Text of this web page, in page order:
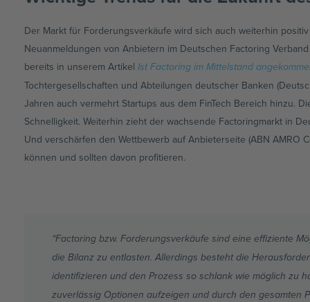
Der Markt für Forderungsverkäufe wird sich auch weiterhin
Neuanmeldungen von Anbietern im Deutschen Factoring
bereits in unserem ArtikelIst Factoring im Mittelstand
Tochtergesellschaften und Abteilungen deutscher Banken
Jahren auch vermehrt Startups aus dem FinTech Bereich hinzu.
Schnelligkeit. Weiterhin zieht der wachsende Factoringmarkt in
Und verschärfen den Wettbewerb auf Anbieterseite (ABN AMRO
können und sollten davon profitieren.
“Factoring bzw. Forderungsverkäufe sind eine effiziente
die Bilanz zu entlasten. Allerdings besteht die
identifizieren und den Prozess so schlank wie möglich zu
zuverlässig Optionen aufzeigen und durch den gesamten